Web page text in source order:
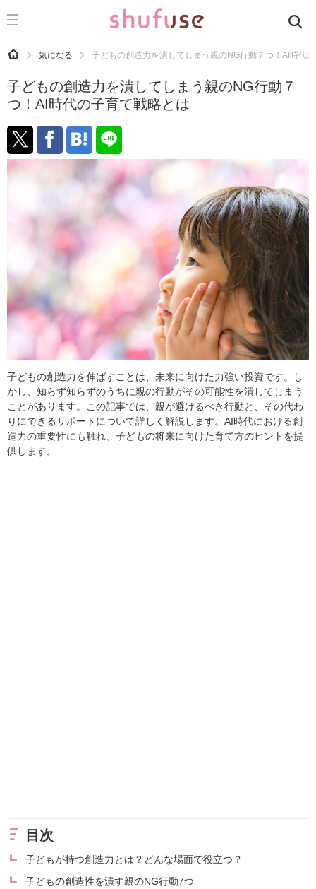
CATEGORY 記事カテゴリ
運気
洗濯
生活の知恵
食材辞典
おすすめ
HOME 気になる 子どもの創造力を潰してしまう親のNG行動７つ！AI時代
子どもの創造力を潰してしまう親のNG行動７
つ！AI時代の子育て戦略とは
子どもの創造力を伸ばすことは、未来に向けた力強い投資です。し
かし、知らず知らずのうちに親の行動がその可能性を潰してしまう
ことがあります。この記事では、親が避けるべき行動と、その代わ
りにできるサポートについて詳しく解説します。AI時代における創
造力の重要性にも触れ、子どもの将来に向けた育て方のヒントを提
供します。
目次
子どもが持つ創造力とは？どんな場面で役立つ？
子どもの創造性を潰す親のNG行動7つ